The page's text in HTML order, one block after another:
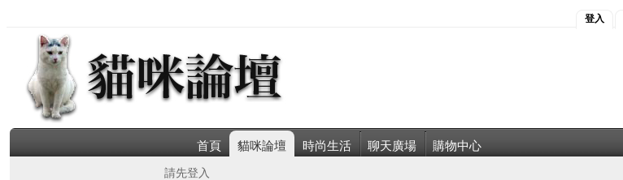
登入
首頁 貓咪論壇 時尚生活 聊天廣場 購物中心
請先登入